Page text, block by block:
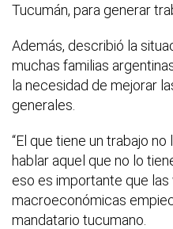
Tucumán, para generar
Además, describió la
muchas familias
la necesidad de mejorar
generales.
“El que tiene un trabajo
hablar aquel que no lo
eso es importante que las
macroeconómicas
mandatario tucumano.